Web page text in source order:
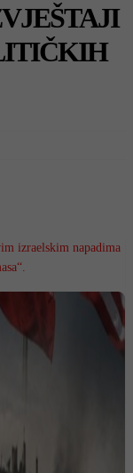
izraelskim napadima